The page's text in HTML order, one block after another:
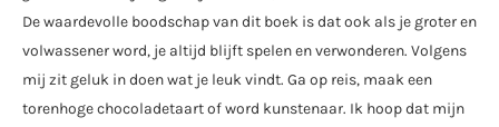
De waardevolle boodschap van dit boek is dat ook als je groter en
volwassener word, je altijd blijft spelen en verwonderen. Volgens
mij zit geluk in doen wat je leuk vindt. Ga op reis, maak een
torenhoge chocoladetaart of word kunstenaar. Ik hoop dat mijn